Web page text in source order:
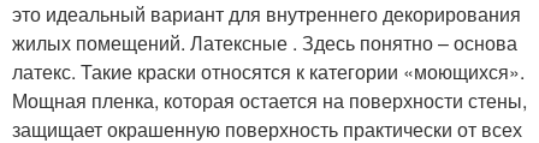
это идеальный вариант для внутреннего декорирования
жилых помещений. Латексные . Здесь понятно – основа
латекс. Такие краски относятся к категории «моющихся».
Мощная пленка, которая остается на поверхности стены,
защищает окрашенную поверхность практически от всех